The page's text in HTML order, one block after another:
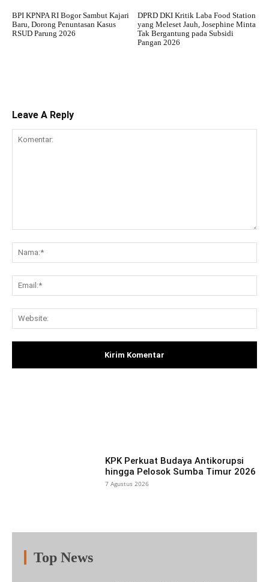
BPI KPNPA RI Bogor Sambut Kajari
Baru, Dorong Penuntasan Kasus
RSUD Parung 2026
DPRD DKI Kritik Laba Food Station
yang Meleset Jauh, Josephine Minta
Tak Bergantung pada Subsidi
Pangan 2026
Leave A Reply
KPK Perkuat Budaya Antikorupsi
hingga Pelosok Sumba Timur 2026
7 Agustus 2026
Top News